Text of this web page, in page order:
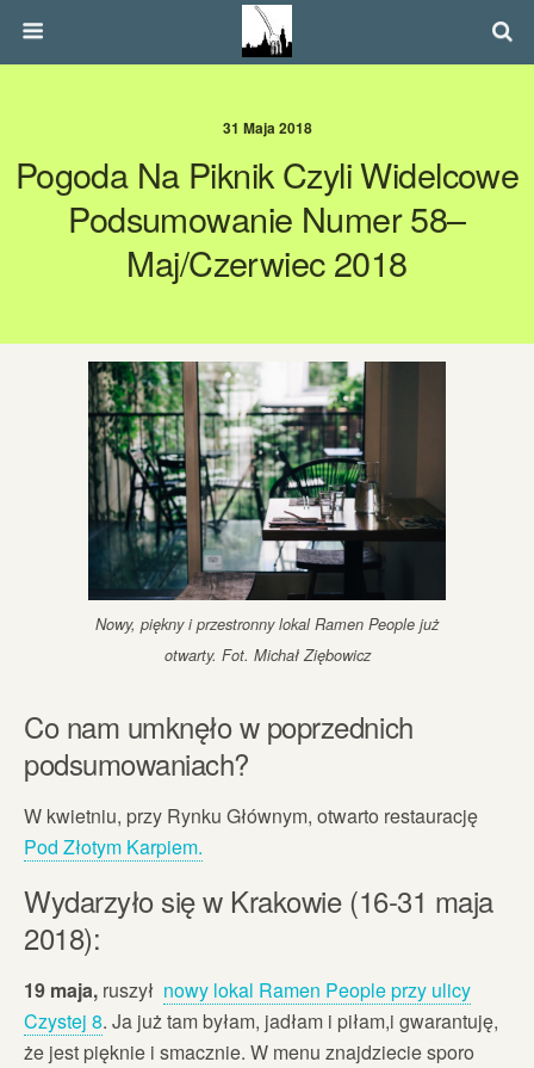
31 Maja 2018
Pogoda Na Piknik Czyli Widelcowe
Podsumowanie Numer 58–
Maj/czerwiec 2018
Nowy, piękny i przestronny lokal Ramen People już
otwarty. Fot. Michał Ziębowicz
Co nam umknęło w poprzednich
podsumowaniach?
W kwietniu, przy Rynku Głównym, otwarto restaurację
Pod Złotym Karpiem.
Wydarzyło się w Krakowie (16-31 maja
2018):
19 maja, ruszył nowy lokal Ramen People przy ulicy
Czystej 8. Ja już tam byłam, jadłam i piłam,i gwarantuję,
że jest pięknie i smacznie. W menu znajdziecie sporo